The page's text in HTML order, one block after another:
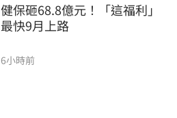
健保砸68.8億元！「這福利」
最快9月上路
6小時前